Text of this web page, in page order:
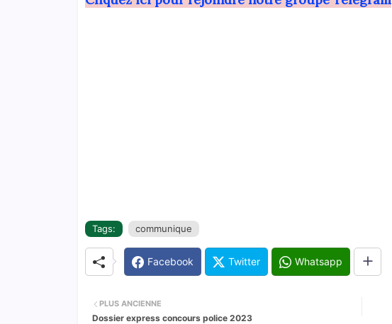
Tags: communique
Facebook Twitter Whatsapp
PLUS ANCIENNE
Dossier express concours police 2023